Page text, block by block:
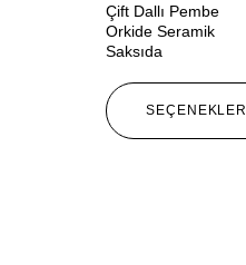
Çift Dallı Pembe
Orkide Seramik
Saksıda
SEÇENEKLER